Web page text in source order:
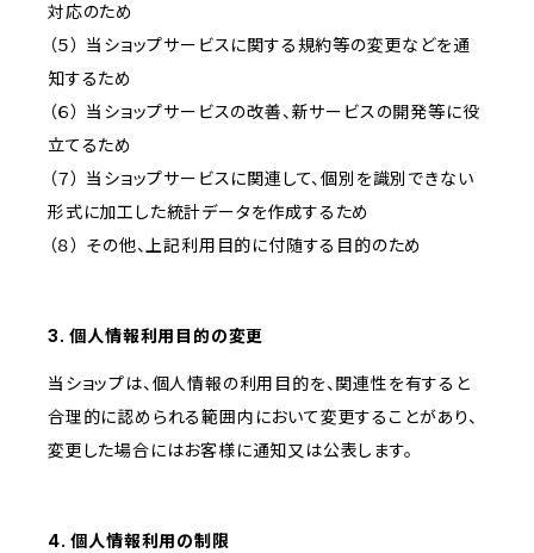
対応のため
（５） 当ショップサービスに関する規約等の変更などを通
知するため
（６） 当ショップサービスの改善、新サービスの開発等に役
立てるため
（７） 当ショップサービスに関連して、個別を識別できない
形式に加工した統計データを作成するため
（８） その他、上記利用目的に付随する目的のため
3. 個人情報利用目的の変更
当ショップは、個人情報の利用目的を、関連性を有すると
合理的に認められる範囲内において変更することがあり、
変更した場合にはお客様に通知又は公表します。
4. 個人情報利用の制限